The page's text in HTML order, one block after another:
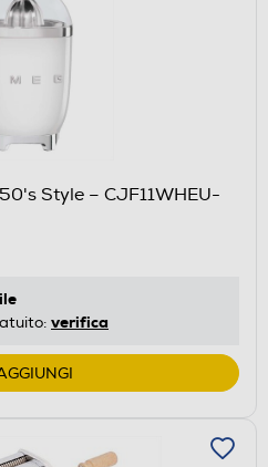
Style – CJF11WHEU-
verifica